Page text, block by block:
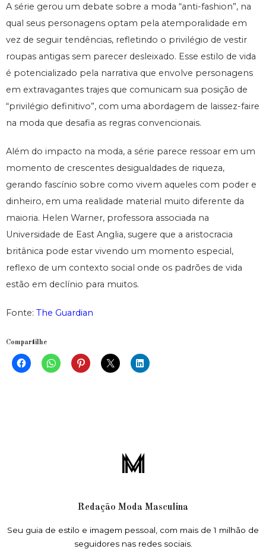
A série gerou um debate sobre a moda “anti-fashion”, na
qual seus personagens optam pela atemporalidade em
vez de seguir tendências, refletindo o privilégio de vestir
roupas antigas sem parecer desleixado. Esse estilo de vida
é potencializado pela narrativa que envolve personagens
em extravagantes trajes que comunicam sua posição de
“privilégio definitivo”, com uma abordagem de laissez-faire
na moda que desafia as regras convencionais.
Além do impacto na moda, a série parece ressoar em um
momento de crescentes desigualdades de riqueza,
gerando fascínio sobre como vivem aqueles com poder e
dinheiro, em uma realidade material muito diferente da
maioria. Helen Warner, professora associada na
Universidade de East Anglia, sugere que a aristocracia
britânica pode estar vivendo um momento especial,
reflexo de um contexto social onde os padrões de vida
estão em declínio para muitos.
Fonte: The Guardian
Compartilhe
Redação Moda Masculina
Seu guia de estilo e imagem pessoal, com mais de 1 milhão de
seguidores nas redes sociais.